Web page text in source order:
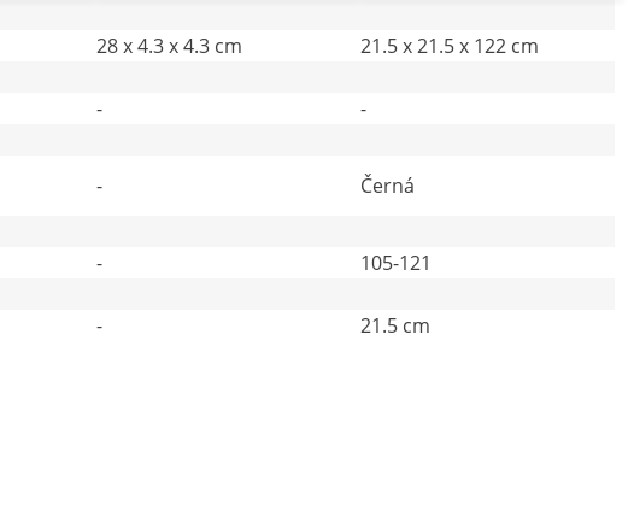
28 x 4.3 x 4.3 cm
21.5 x 21.5 x 122 cm
-
-
-
Černá
-
105-121
-
21.5 cm